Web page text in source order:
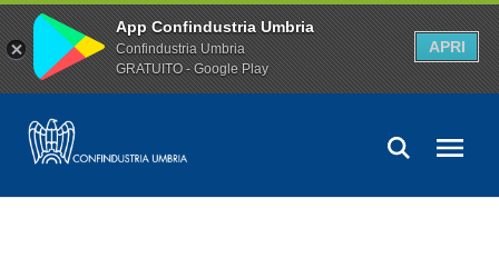
App Confindustria Umbria
Confindustria Umbria
GRATUITO - Google Play
APRI